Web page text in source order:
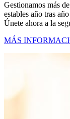
Gestionamos más
estables año tras
Únete ahora a la
MÁS